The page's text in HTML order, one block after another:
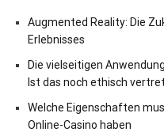
Augmented Reality: Die
Erlebnisses
Die vielseitigen
Ist das noch ethisch
Welche Eigenschaften
Online-Casino haben